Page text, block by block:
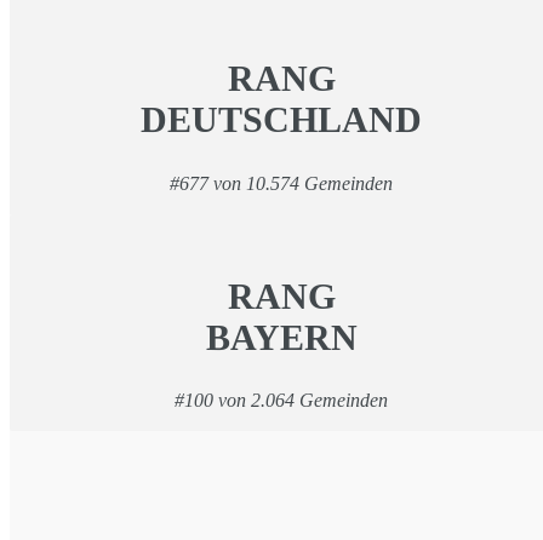
RANG
DEUTSCHLAND
#677 von 10.574 Gemeinden
RANG
BAYERN
#100 von 2.064 Gemeinden